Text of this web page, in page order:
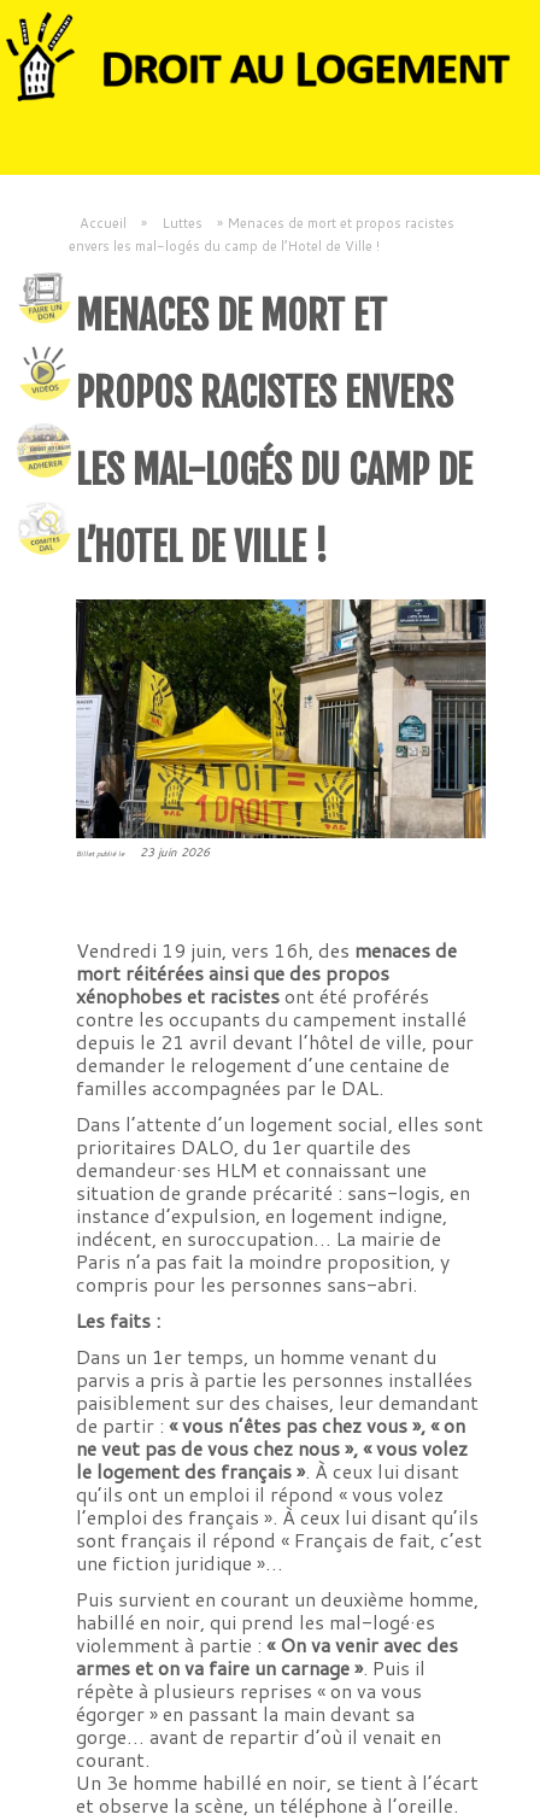
Accueil » Luttes » Menaces de mort et propos racistes
envers les mal-logés du camp de l’Hotel de Ville !
MENACES DE MORT ET
PROPOS RACISTES ENVERS
LES MAL-LOGÉS DU CAMP DE
L’HOTEL DE VILLE !
Billet publié le 23 juin 2026
Vendredi 19 juin, vers 16h, des menaces de
mort réitérées ainsi que des propos
xénophobes et racistesont été proférés
contre les occupants du campement installé
depuis le 21 avril devant l’hôtel de ville, pour
demander le relogement d’une centaine de
familles accompagnées par le DAL.
Dans l’attente d’un logement social, elles sont
prioritaires DALO, du 1er quartile des
demandeur·ses HLM et connaissant une
situation de grande précarité : sans-logis, en
instance d’expulsion, en logement indigne,
indécent, en suroccupation… La mairie de
Paris n’a pas fait la moindre proposition, y
compris pour les personnes sans-abri.
Les faits :
Dans un 1er temps, un homme venant du
parvis a pris à partie les personnes installées
paisiblement sur des chaises, leur demandant
de partir : « vous n’êtes pas chez vous », « on
ne veut pas de vous chez nous », « vous volez
le logement des français ». À ceux lui disant
qu’ils ont un emploi il répond « vous volez
l’emploi des français ». À ceux lui disant qu’ils
sont français il répond « Français de fait, c’est
une fiction juridique »…
Puis survient en courant un deuxième homme,
habillé en noir, qui prend les mal-logé·es
violemment à partie : « On va venir avec des
armes et on va faire un carnage ». Puis il
répète à plusieurs reprises « on va vous
égorger » en passant la main devant sa
gorge… avant de repartir d’où il venait en
courant.
Un 3e homme habillé en noir, se tient à l’écart
et observe la scène, un téléphone à l’oreille.